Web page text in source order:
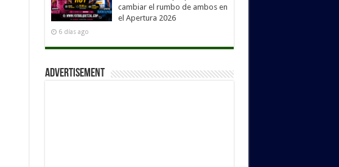
cambiar el rumbo de ambos en
el Apertura 2026
6 días ago
Advertisement